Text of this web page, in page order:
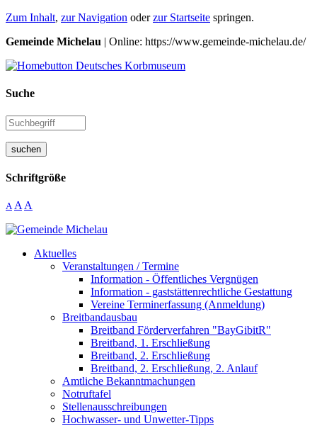
Zum Inhalt, zur Navigation oderzur Startseite springen.
Gemeinde Michelau | Online: https://www.gemeinde-michelau.de/
Suche
suchen
Schriftgröße
A A A
Aktuelles
Veranstaltungen / Termine
Information - Öffentliches Vergnügen
Information - gaststättenrechtliche Gestattung
Vereine Terminerfassung (Anmeldung)
Breitbandausbau
Breitband Förderverfahren "BayGibitR"
Breitband, 1. Erschließung
Breitband, 2. Erschließung
Breitband, 2. Erschließung, 2. Anlauf
Amtliche Bekanntmachungen
Notruftafel
Stellenausschreibungen
Hochwasser- und Unwetter-Tipps